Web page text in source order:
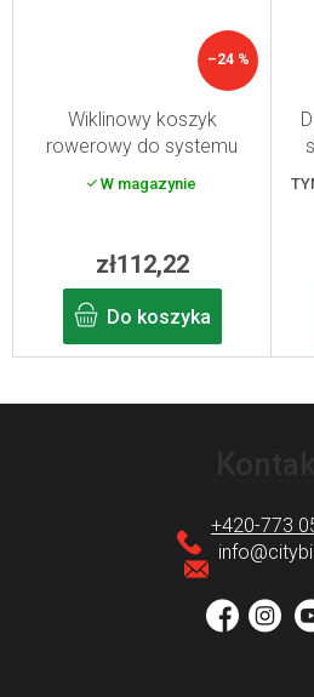
–24 %
Wiklinowy koszyk
rowerowy do systemu
Klickfix
W magazynie
zł112,22
Do koszyka
info@
+420-773